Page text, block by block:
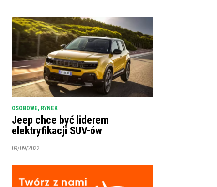
OSOBOWE, RYNEK
Jeep chce być liderem
elektryfikacji SUV-ów
09/09/2022